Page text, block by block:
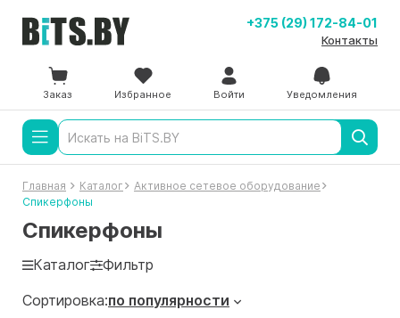
+375 (29) 172-84-01
Контакты
Заказ Избранное Войти Уведомления
Главная Каталог
Активное сетевое оборудование
Спикерфоны
Спикерфоны
Каталог
Фильтр
Сортировка:по популярности